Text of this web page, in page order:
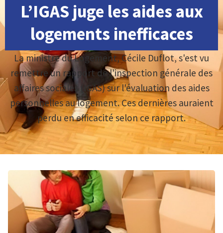
L’IGAS juge les aides aux
logements inefficaces
La ministre du Logement, Cécile Duflot, s'est vu
remettre un rapport de l'inspection générale des
affaires sociales (IGAS) sur l'évaluation des aides
personnelles au logement. Ces dernières auraient
perdu en efficacité selon ce rapport.